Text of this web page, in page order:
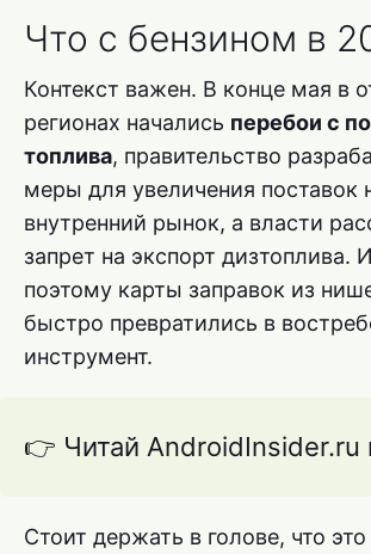
Что с бензином в
Контекст важен. В конце мая в
регионах начались перебои с
топлива, правительство
меры для увеличения поставок
внутренний рынок, а власти
запрет на экспорт дизтоплива.
поэтому карты заправок из
быстро превратились в
инструмент.
👉 Читай AndroidInsider.ru
Стоит держать в голове, что